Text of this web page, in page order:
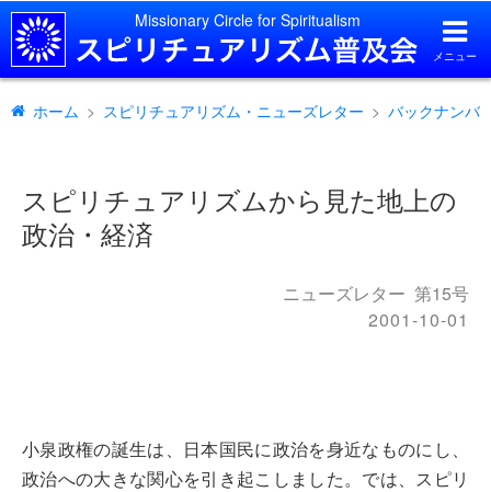
Missionary Circle for Spiritualism
メニュー
ホーム スピリチュアリズム・ニューズレター バックナンバ
スピリチュアリズムから見た地上の
政治・経済
ニューズレター 第15号
2001-10-01
小泉政権の誕生は、日本国民に政治を身近なものにし、
政治への大きな関心を引き起こしました。では、スピリ